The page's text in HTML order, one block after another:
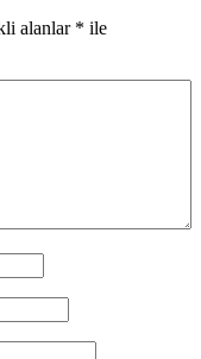
alanlar * ile